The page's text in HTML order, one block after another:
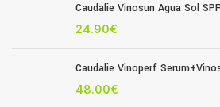
Caudalie Vinosun Agua Sol
24.90€
Caudalie Vinoperf
48.00€